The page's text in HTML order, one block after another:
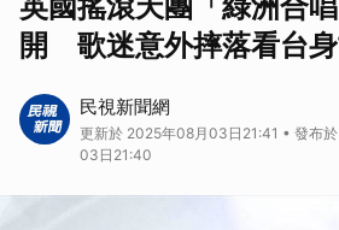
開 歌迷意外摔落看台
民視新聞網
更新於 2025年08月03日21:41 • 發布
03日21:40